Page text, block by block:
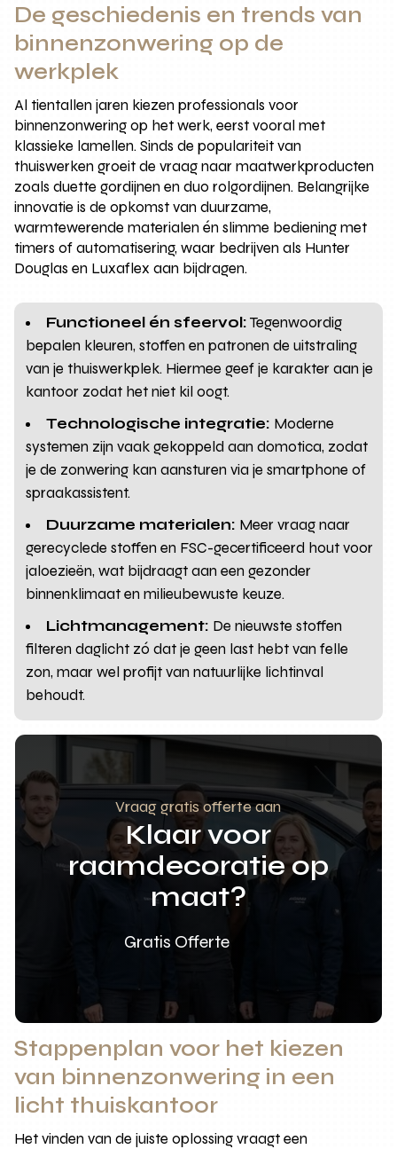
De geschiedenis en trends van
binnenzonwering op de
werkplek
Al tientallen jaren kiezen professionals voor
binnenzonwering op het werk, eerst vooral met
klassieke lamellen. Sinds de populariteit van
thuiswerken groeit de vraag naar maatwerkproducten
zoals duette gordijnen en duo rolgordijnen. Belangrijke
innovatie is de opkomst van duurzame,
warmtewerende materialen én slimme bediening met
timers of automatisering, waar bedrijven als Hunter
Douglas en Luxaflex aan bijdragen.
Functioneel én sfeervol:Tegenwoordig
bepalen kleuren, stoffen en patronen de uitstraling
van je thuiswerkplek. Hiermee geef je karakter aan je
kantoor zodat het niet kil oogt.
Technologische integratie: Moderne
systemen zijn vaak gekoppeld aan domotica, zodat
je de zonwering kan aansturen via je smartphone of
spraakassistent.
Duurzame materialen: Meer vraag naar
gerecyclede stoffen en FSC-gecertificeerd hout voor
jaloezieën, wat bijdraagt aan een gezonder
binnenklimaat en milieubewuste keuze.
Lichtmanagement: De nieuwste stoffen
filteren daglicht zó dat je geen last hebt van felle
zon, maar wel profijt van natuurlijke lichtinval
behoudt.
Vraag gratis offerte aan
Klaar voor
raamdecoratie op
maat?
Gratis Offerte
Stappenplan voor het kiezen
van binnenzonwering in een
licht thuiskantoor
Het vinden van de juiste oplossing vraagt een